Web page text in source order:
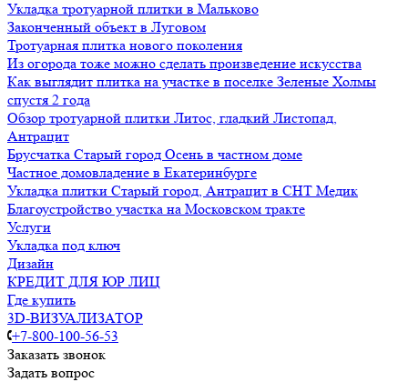
Укладка тротуарной плитки в Мальково
Законченный объект в Луговом
Тротуарная плитка нового поколения
Из огорода тоже можно сделать произведение искусства
Как выглядит плитка на участке в поселке Зеленые Холмы
спустя 2 года
Обзор тротуарной плитки Литос, гладкий Листопад,
Антрацит
Брусчатка Старый город Осень в частном доме
Частное домовладение в Екатеринбурге
Укладка плитки Старый город, Антрацит в СНТ Медик
Благоустройство участка на Московском тракте
Услуги
Укладка под ключ
Дизайн
КРЕДИТ ДЛЯ ЮР ЛИЦ
Где купить
3D-ВИЗУАЛИЗАТОР
+7-800-100-56-53
Заказать звонок
Задать вопрос